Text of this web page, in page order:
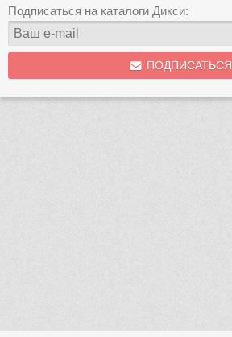
Подписаться на каталоги Дикси:
ПОДПИСАТЬСЯ